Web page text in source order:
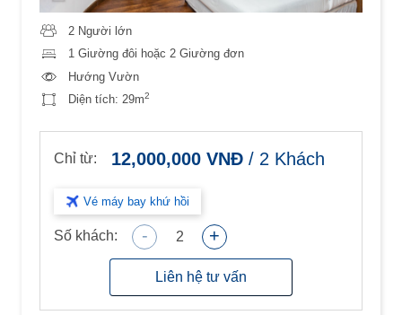
2 Người lớn
1 Giường đôi hoặc 2 Giường đơn
Hướng Vườn
Diện tích: 29m2
Chỉ từ: 12,000,000 VNĐ / 2 Khách
Vé máy bay khứ hồi
Số khách: - 2 +
Liên hệ tư vấn